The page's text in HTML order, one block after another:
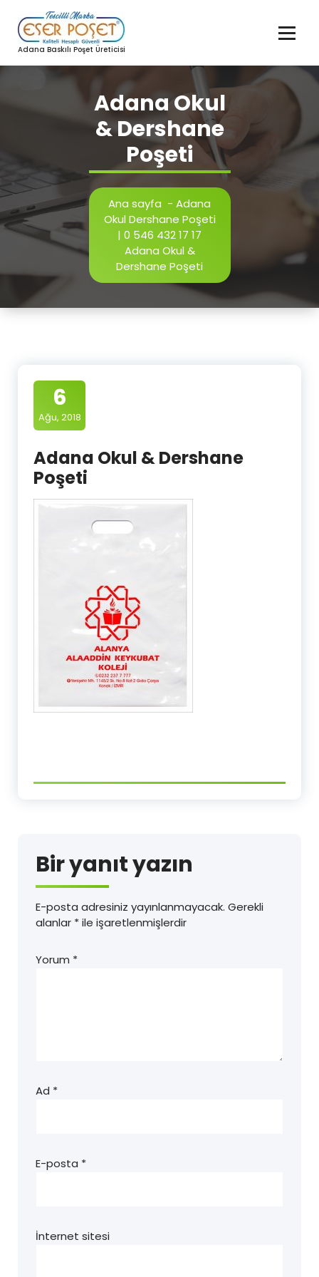
geç
Adana Baskılı Poşet Üreticisi
Adana Okul
& Dershane
Poşeti
Ana sayfa - Adana
Okul Dershane Poşeti
| 0 546 432 17 17
Adana Okul &
Dershane Poşeti
6
Ağu, 2018
Adana Okul & Dershane
Poşeti
Bir yanıt yazın
E-posta adresiniz yayınlanmayacak. Gerekli
alanlar *ile işaretlenmişlerdir
Yorum *
Ad *
E-posta *
İnternet sitesi